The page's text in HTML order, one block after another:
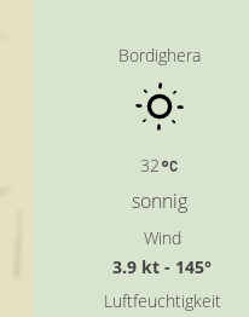
Bordighera
32
sonnig
Wind
3.9 kt - 145°
Luftfeuchtigkeit